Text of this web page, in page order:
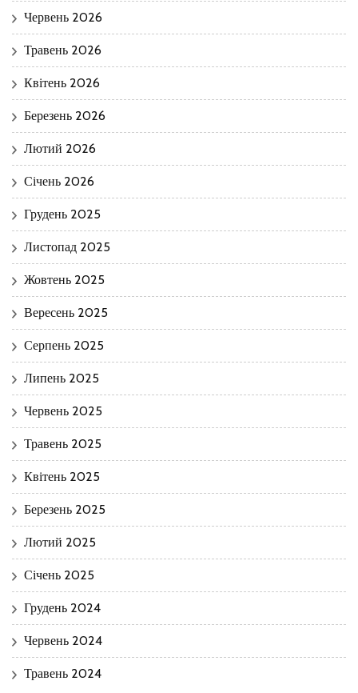
Червень 2026
Травень 2026
Квітень 2026
Березень 2026
Лютий 2026
Січень 2026
Грудень 2025
Листопад 2025
Жовтень 2025
Вересень 2025
Серпень 2025
Липень 2025
Червень 2025
Травень 2025
Квітень 2025
Березень 2025
Лютий 2025
Січень 2025
Грудень 2024
Червень 2024
Травень 2024